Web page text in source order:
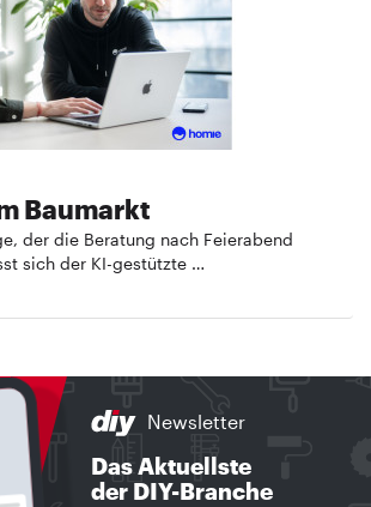
Baumarkt
der die Beratung nach Feierabend
sich der KI-gestützte …
Newsletter
Das Aktuellste
der DIY-Branche